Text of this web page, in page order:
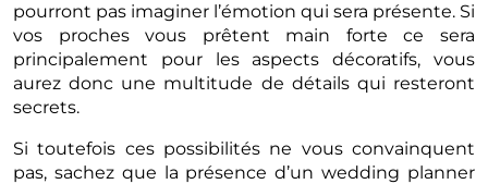
pourront pas imaginer l’émotion qui sera présente. Si
vos proches vous prêtent main forte ce sera
principalement pour les aspects décoratifs, vous
aurez donc une multitude de détails qui resteront
secrets.
Si toutefois ces possibilités ne vous convainquent
pas, sachez que la présence d’un wedding planner